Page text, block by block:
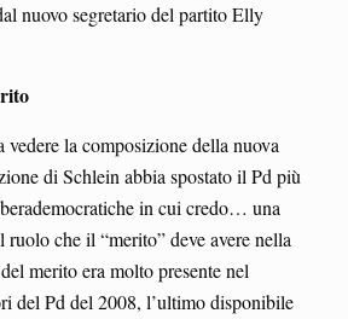
nuovo segretario del partito Elly
vedere la composizione della nuova
di Schlein abbia spostato il Pd più
in cui credo… una
ruolo che il “merito” deve avere nella
merito era molto presente nel
del Pd del 2008, l’ultimo disponibile